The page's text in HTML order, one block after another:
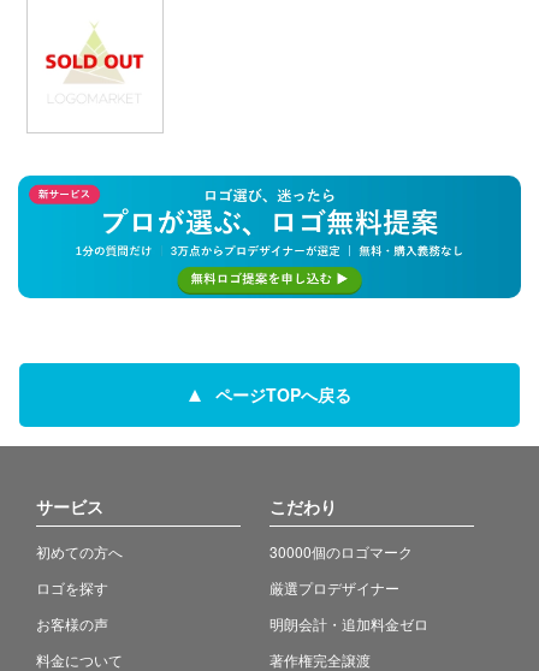
ページTOPへ戻る
サービス
初めての方へ
ロゴを探す
お客様の声
料金について
こだわり
30000個のロゴマーク
厳選プロデザイナー
明朗会計・追加料金ゼロ
著作権完全譲渡